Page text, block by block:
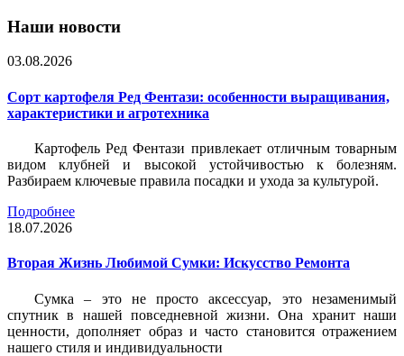
Наши новости
03.08.2026
Сорт картофеля Ред Фентази: особенности выращивания,
характеристики и агротехника
Картофель Ред Фентази привлекает отличным товарным
видом клубней и высокой устойчивостью к болезням.
Разбираем ключевые правила посадки и ухода за культурой.
Подробнее
18.07.2026
Вторая Жизнь Любимой Сумки: Искусство Ремонта
Сумка – это не просто аксессуар, это незаменимый
спутник в нашей повседневной жизни. Она хранит наши
ценности, дополняет образ и часто становится отражением
нашего стиля и индивидуальности